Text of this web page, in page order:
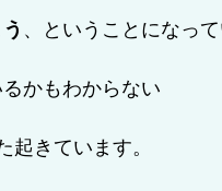
、ということになっ
かもわからない
起きています。